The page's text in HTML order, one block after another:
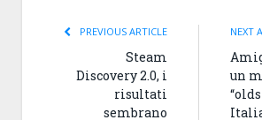
PREVIOUS ARTICLE
Steam
Discovery 2.0, i
risultati
sembrano
NEXT
un